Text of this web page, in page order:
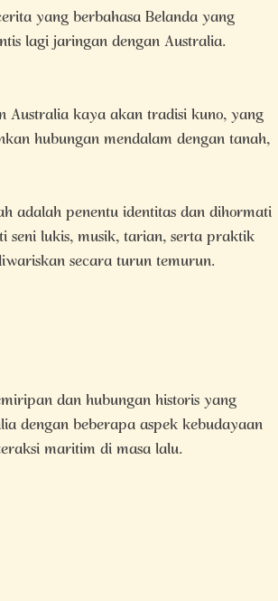
yang berbahasa Belanda yang
lagi jaringan dengan Australia.
kaya akan tradisi kuno, yang
hubungan mendalam dengan tanah,
adalah penentu identitas dan dihormati
seni lukis, musik, tarian, serta praktik
secara turun temurun.
dan hubungan historis yang
dengan beberapa aspek kebudayaan
maritim di masa lalu.